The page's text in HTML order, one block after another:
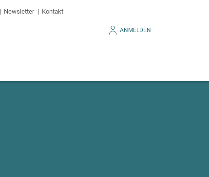
Newsletter Kontakt
ANMELDEN